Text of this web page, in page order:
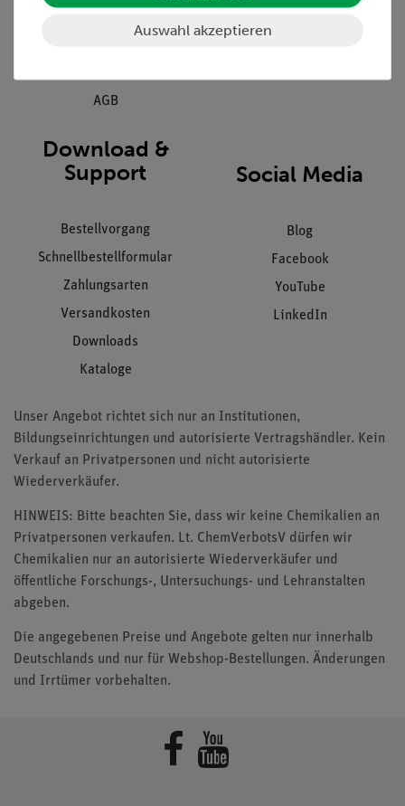
AGB
Kundendienst
Download &
Support
Bestellvorgang
Schnellbestellformular
Zahlungsarten
Versandkosten
Downloads
Kataloge
Social Media
Blog
Facebook
YouTube
LinkedIn
Unser Angebot richtet sich nur an Institutionen,
Bildungseinrichtungen und autorisierte Vertragshändler. Kein
Verkauf an Privatpersonen und nicht autorisierte
Wiederverkäufer.
HINWEIS: Bitte beachten Sie, dass wir keine Chemikalien an
Privatpersonen verkaufen. Lt. ChemVerbotsV dürfen wir
Chemikalien nur an autorisierte Wiederverkäufer und
öffentliche Forschungs-, Untersuchungs- und Lehranstalten
abgeben.
Die angegebenen Preise und Angebote gelten nur innerhalb
Deutschlands und nur für Webshop-Bestellungen. Änderungen
und Irrtümer vorbehalten.
Auswahl akzeptieren